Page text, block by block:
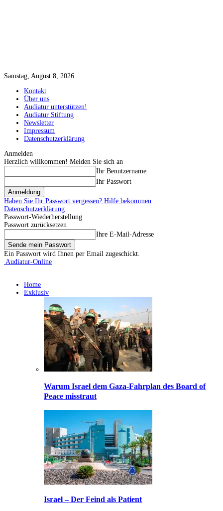
Samstag, August 8, 2026
Kontakt
Über uns
Audiatur unterstützen!
Audiatur Stiftung
Newsletter
Impressum
Datenschutzerklärung
Anmelden
Herzlich willkommen! Melden Sie sich an
Ihr Benutzername
Ihr Passwort
Haben Sie Ihr Passwort vergessen? Hilfe bekommen
Datenschutzerklärung
Passwort-Wiederherstellung
Passwort zurücksetzen
Ihre E-Mail-Adresse
Ein Passwort wird Ihnen per Email zugeschickt.
Audiatur-Online
Home
Exklusiv
Warum Israel dem Gaza-Fahrplan des Board of
Peace misstraut
Israel – Der Feind als Patient